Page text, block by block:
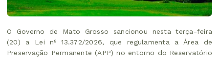
O Governo de Mato Grosso sancionou nesta terça-feira
(20) a Lei nº 13.372/2026, que regulamenta a Área de
Preservação Permanente (APP) no entorno do Reservatório